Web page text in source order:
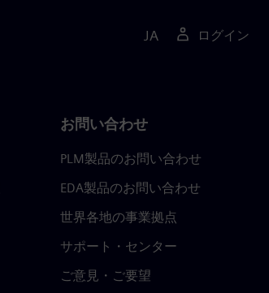
JA ログイン
お問い合わせ
PLM製品のお問い合わせ
EDA製品のお問い合わせ
世界各地の事業拠点
サポート・センター
ご意見・ご要望